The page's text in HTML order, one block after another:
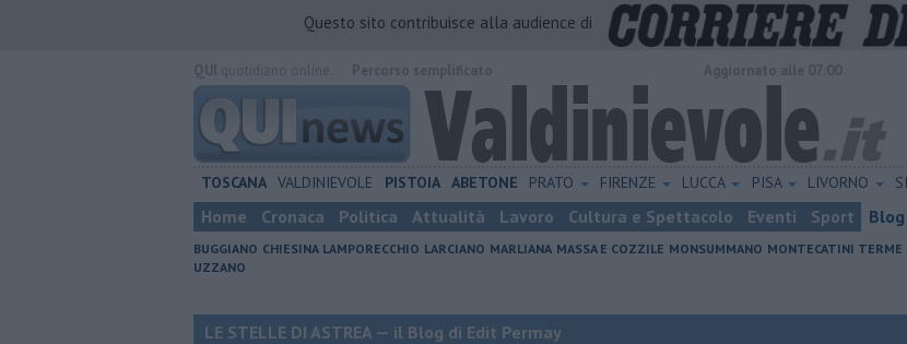
Questo sito contribuisce alla audience di
TOSCANA VALDINIEVOLE PISTOIA ABETONE PRATO FIRENZE LUCCA PISA LIVORNO
Home Cronaca Politica Attualità Lavoro Cultura e Spettacolo Eventi Sport Blog
BUGGIANO CHIESINA LAMPORECCHIO LARCIANO MARLIANA MASSA E COZZILE MONSUMMANO MONTECATINI TERME
UZZANO
LE STELLE DI ASTREA — il Blog di Edit Permay